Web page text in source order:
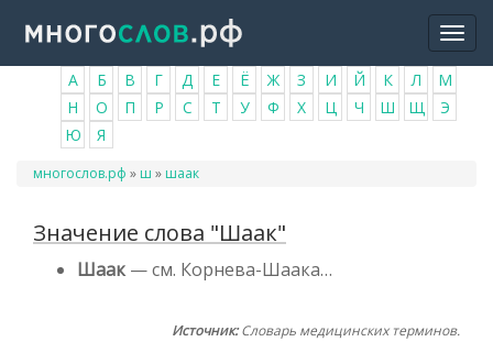
основному
содержанию
А Б В Г Д Е Ё Ж З И Й К Л
М
Н
О П Р С Т У Ф Х Ц Ч Ш Щ
Э
Ю
Я
Вы
многослов.рф » ш » шаак
Значение слова "Шаак"
Шаак— см. Корнева-Шаака…
Источник:Словарь медицинских терминов.